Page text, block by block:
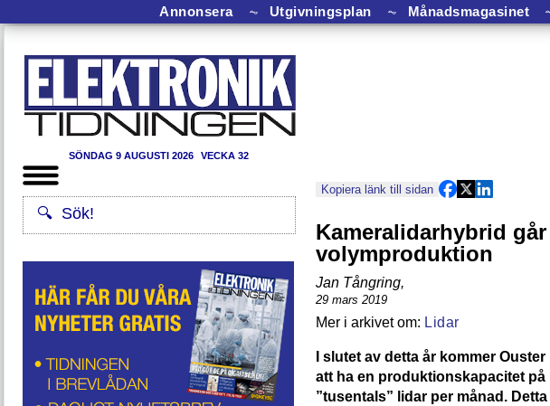
Annonsera ⏦ Utgivningsplan ⏦ Månadsmagasinet
SÖNDAG 9 AUGUSTI 2026 VECKA 32
Kopiera länk till sidan
Kameralidarhybrid går
volymproduktion
Jan Tångring,
29 mars 2019
Lidar
I slutet av detta år kommer Ouster
att ha en produktionskapacitet på
”tusentals” lidar per månad. Detta